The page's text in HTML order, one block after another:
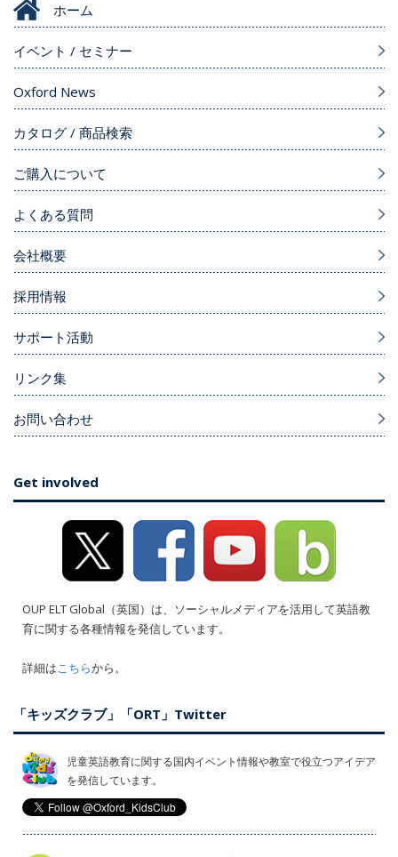
ホーム
イベント / セミナー
Oxford News
カタログ / 商品検索
ご購入について
よくある質問
会社概要
採用情報
サポート活動
リンク集
お問い合わせ
Get involved
OUP ELT Global（英国）は、ソーシャルメディアを活用して英語教
育に関する各種情報を発信しています。
詳細はこちらから。
「キッズクラブ」「ORT」Twitter
児童英語教育に関する国内イベント情報や教室で役立つアイデア
を発信しています。